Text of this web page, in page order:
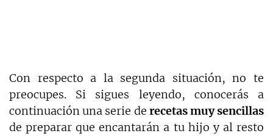
Con respecto a la segunda situación, no te
preocupes. Si sigues leyendo, conocerás a
continuación una serie de recetas muy sencillas
de preparar que encantarán a tu hijo y al resto